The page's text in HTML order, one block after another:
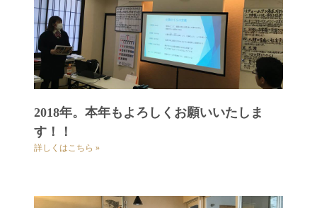
2018年。本年もよろしくお願いいたしま
す！！
詳しくはこちら »